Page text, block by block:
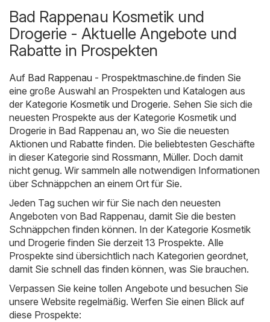
Bad Rappenau Kosmetik und
Drogerie - Aktuelle Angebote und
Rabatte in Prospekten
Auf Bad Rappenau - Prospektmaschine.de finden Sie
eine große Auswahl an Prospekten und Katalogen aus
der Kategorie Kosmetik und Drogerie. Sehen Sie sich die
neuesten Prospekte aus der Kategorie Kosmetik und
Drogerie in Bad Rappenau an, wo Sie die neuesten
Aktionen und Rabatte finden. Die beliebtesten Geschäfte
in dieser Kategorie sind Rossmann, Müller. Doch damit
nicht genug. Wir sammeln alle notwendigen Informationen
über Schnäppchen an einem Ort für Sie.
Jeden Tag suchen wir für Sie nach den neuesten
Angeboten von Bad Rappenau, damit Sie die besten
Schnäppchen finden können. In der Kategorie Kosmetik
und Drogerie finden Sie derzeit 13 Prospekte. Alle
Prospekte sind übersichtlich nach Kategorien geordnet,
damit Sie schnell das finden können, was Sie brauchen.
Verpassen Sie keine tollen Angebote und besuchen Sie
unsere Website regelmäßig. Werfen Sie einen Blick auf
diese Prospekte: